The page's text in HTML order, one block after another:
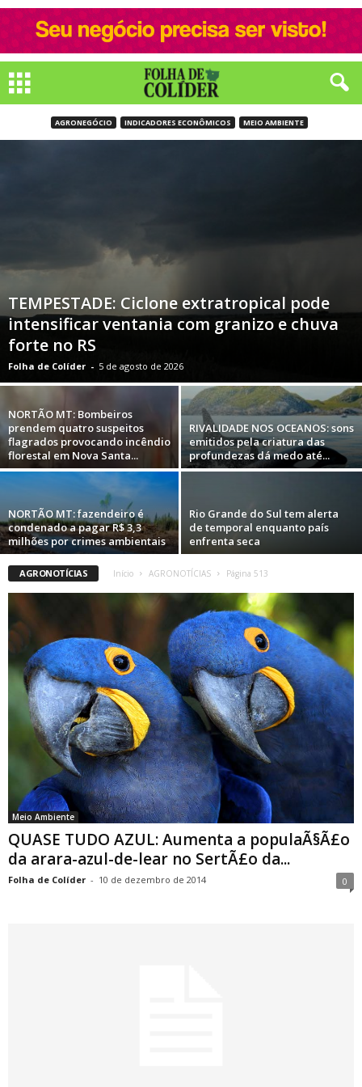
AGRONEGÓCIO INDICADORES ECONÔMICOS MEIO AMBIENTE
TEMPESTADE: Ciclone extratropical pode
intensificar ventania com granizo e chuva
forte no RS
Folha de Colíder - 5 de agosto de 2026
NORTÃO MT: Bombeiros
prendem quatro suspeitos
flagrados provocando incêndio
florestal em Nova Santa...
RIVALIDADE NOS OCEANOS: sons
emitidos pela criatura das
profundezas dá medo até...
NORTÃO MT: fazendeiro é
condenado a pagar R$ 3,3
milhões por crimes ambientais
Rio Grande do Sul tem alerta
de temporal enquanto país
enfrenta seca
AGRONOTÍCIAS Início AGRONOTÍCIAS Página 513
Meio Ambiente
QUASE TUDO AZUL: Aumenta a populaÃ§Ã£o
da arara-azul-de-lear no SertÃ£o da...
Folha de Colíder - 10 de dezembro de 2014 0